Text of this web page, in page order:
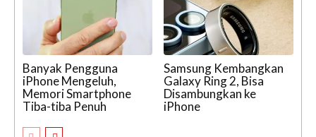
Banyak Pengguna
iPhone Mengeluh,
Memori Smartphone
Tiba-tiba Penuh
Samsung Kembangkan
Galaxy Ring 2, Bisa
Disambungkan ke
iPhone